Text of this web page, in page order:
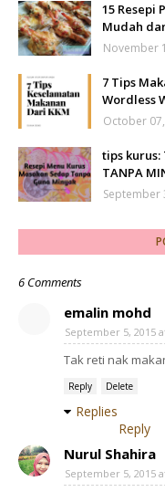
15 Resepi
Mudah
November
7 Tips
Wordless
October
tips kurus:
TANPA
September
6 Comments
emalin mohd
September 5, 2015
Tak reti nak
Reply Delete
Replies
Reply
Nurul Shahira
September 5, 2015